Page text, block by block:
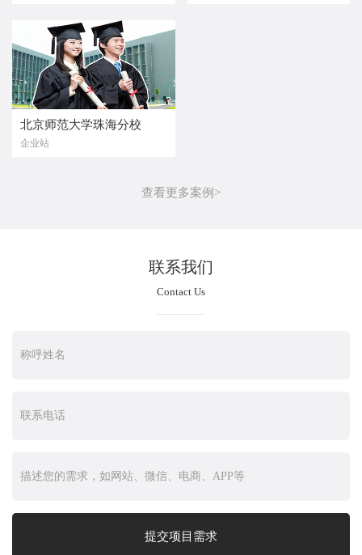
北京师范大学珠海分校
企业站
查看更多案例>
联系我们
Contact Us